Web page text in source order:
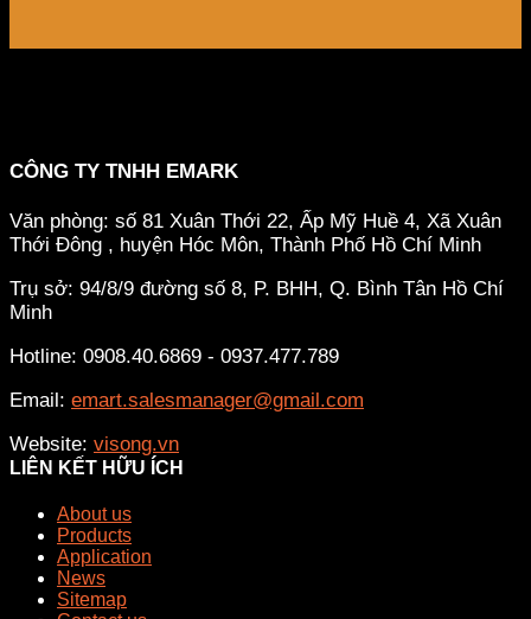
CÔNG TY TNHH EMARK
Văn phòng: số 81 Xuân Thới 22, Ấp Mỹ Huề 4, Xã Xuân
Thới Đông , huyện Hóc Môn, Thành Phố Hồ Chí Minh
Trụ sở: 94/8/9 đường số 8, P. BHH, Q. Bình Tân Hồ Chí
Minh
Hotline: 0908.40.6869 - 0937.477.789
Email: emart.salesmanager@gmail.com
Website: visong.vn
LIÊN KẾT HỮU ÍCH
About us
Products
Application
News
Sitemap